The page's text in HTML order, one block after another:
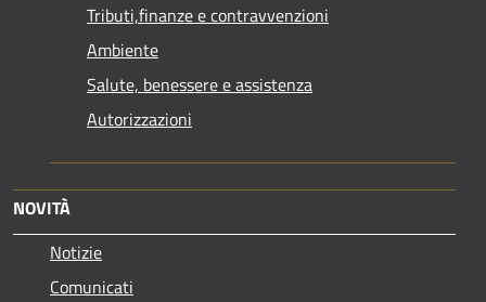
Tributi,finanze e contravvenzioni
Ambiente
Salute, benessere e assistenza
Autorizzazioni
NOVITÀ
Notizie
Comunicati